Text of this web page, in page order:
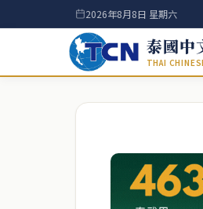
2026年8月8日 星期六
泰國中
THAI